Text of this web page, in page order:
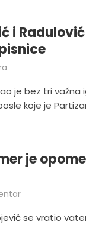
i
je bez tri važna
koje je
je
se vratio